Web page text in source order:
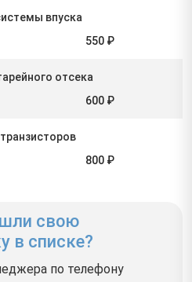
впуска
550 ₽
отсека
600 ₽
800 ₽
свою
в списке?
по телефону